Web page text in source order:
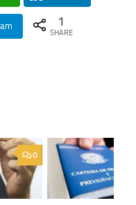
1
SHARE
0